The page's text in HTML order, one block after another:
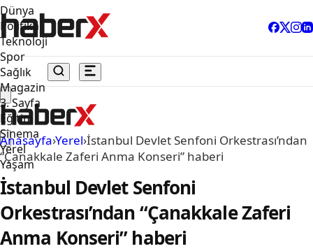
Dünya
Politika
Teknoloji
Spor
Sağlık
Magazin
3. Sayfa
Eğitim
Sinema
Yerel
Yaşam
Anasayfa›Yerel›İstanbul Devlet Senfoni Orkestrası’ndan
“Çanakkale Zaferi Anma Konseri” haberi
İstanbul Devlet Senfoni
Orkestrası’ndan “Çanakkale Zaferi
Anma Konseri” haberi